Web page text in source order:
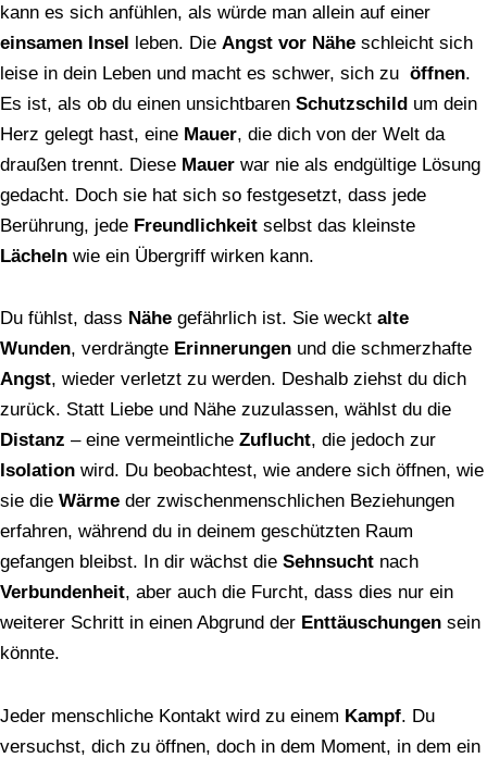
kann es sich anfühlen, als würde man allein auf einer
einsamen Insel leben. Die Angst vor Nähe schleicht sich
leise in dein Leben und macht es schwer, sich zu öffnen.
Es ist, als ob du einen unsichtbaren Schutzschild um dein
Herz gelegt hast, eine Mauer, die dich von der Welt da
draußen trennt. Diese Mauer war nie als endgültige Lösung
gedacht. Doch sie hat sich so festgesetzt, dass jede
Berührung, jede Freundlichkeit selbst das kleinste
Lächeln wie ein Übergriff wirken kann.
Du fühlst, dass Nähe gefährlich ist. Sie weckt alte
Wunden, verdrängte Erinnerungen und die schmerzhafte
Angst, wieder verletzt zu werden. Deshalb ziehst du dich
zurück. Statt Liebe und Nähe zuzulassen, wählst du die
Distanz – eine vermeintliche Zuflucht, die jedoch zur
Isolation wird. Du beobachtest, wie andere sich öffnen, wie
sie die Wärme der zwischenmenschlichen Beziehungen
erfahren, während du in deinem geschützten Raum
gefangen bleibst. In dir wächst die Sehnsucht nach
Verbundenheit, aber auch die Furcht, dass dies nur ein
weiterer Schritt in einen Abgrund der Enttäuschungen sein
könnte.
Jeder menschliche Kontakt wird zu einem Kampf. Du
versuchst, dich zu öffnen, doch in dem Moment, in dem ein